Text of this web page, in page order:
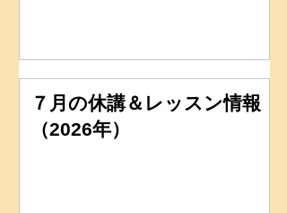
７月の休講＆レッスン情報
（2026年）